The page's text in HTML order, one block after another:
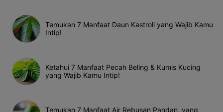
Temukan 7 Manfaat Daun Kastroli yang Wajib Kamu
Intip!
Ketahui 7 Manfaat Pecah Beling & Kumis Kucing
yang Wajib Kamu Intip!
Temukan 7 Manfaat Air Rebusan Pandan, yang